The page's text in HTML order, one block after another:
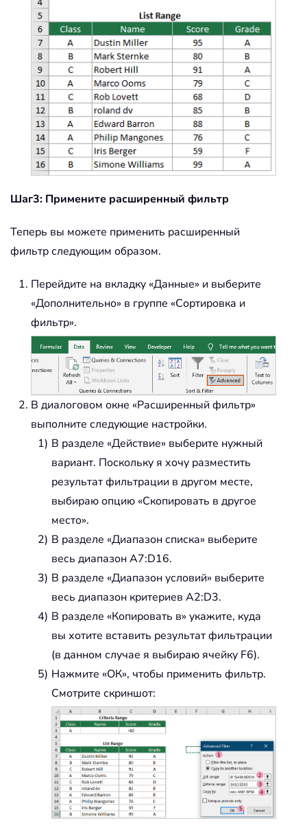
Шаг3: Примените расширенный фильтр
Теперь вы можете применить расширенный
фильтр следующим образом.
Перейдите на вкладку «Данные» и выберите
«Дополнительно» в группе «Сортировка и
фильтр».
В диалоговом окне «Расширенный фильтр»
выполните следующие настройки.
В разделе «Действие» выберите нужный
вариант. Поскольку я хочу разместить
результат фильтрации в другом месте,
выбираю опцию «Скопировать в другое
место».
В разделе «Диапазон списка» выберите
весь диапазонA7:D16.
В разделе «Диапазон условий» выберите
весь диапазон критериев A2:D3.
В разделе «Копировать в» укажите, куда
вы хотите вставить результат фильтрации
(в данном случае я выбираю ячейку F6).
Нажмите «ОК», чтобы применить фильтр.
Смотрите скриншот: